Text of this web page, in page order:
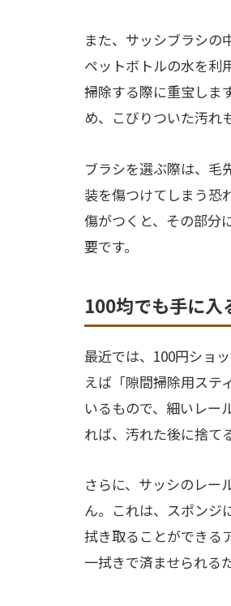
また、サッシブラシの
ペットボトルの水を利
掃除する際に重宝しま
め、こびりついた汚れ
ブラシを選ぶ際は、毛
装を傷つけてしまう恐
傷がつくと、その部分
要です。
100均でも手に入
最近では、100円ショ
えば「隙間掃除用ステ
いるもので、細いレー
れば、汚れた後に捨て
さらに、サッシのレー
ん。これは、スポンジ
拭き取ることができる
一拭きで済ませられる